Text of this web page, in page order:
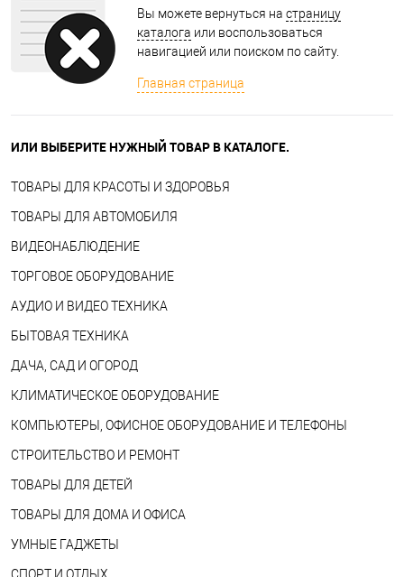
Вы можете вернуться на страницу
каталога или воспользоваться
навигацией или поиском по сайту.
Главная страница
ИЛИ ВЫБЕРИТЕ НУЖНЫЙ ТОВАР В КАТАЛОГЕ.
ТОВАРЫ ДЛЯ КРАСОТЫ И ЗДОРОВЬЯ
ТОВАРЫ ДЛЯ АВТОМОБИЛЯ
ВИДЕОНАБЛЮДЕНИЕ
ТОРГОВОЕ ОБОРУДОВАНИЕ
АУДИО И ВИДЕО ТЕХНИКА
БЫТОВАЯ ТЕХНИКА
ДАЧА, САД И ОГОРОД
КЛИМАТИЧЕСКОЕ ОБОРУДОВАНИЕ
КОМПЬЮТЕРЫ, ОФИСНОЕ ОБОРУДОВАНИЕ И ТЕЛЕФОНЫ
СТРОИТЕЛЬСТВО И РЕМОНТ
ТОВАРЫ ДЛЯ ДЕТЕЙ
ТОВАРЫ ДЛЯ ДОМА И ОФИСА
УМНЫЕ ГАДЖЕТЫ